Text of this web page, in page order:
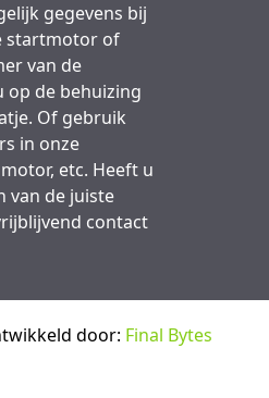
gegevens bij
startmotor of
van de
de behuizing
Of gebruik
in onze
etc. Heeft u
van de juiste
contact
door: Final Bytes